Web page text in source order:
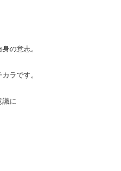
の意志。
ラです。
識に